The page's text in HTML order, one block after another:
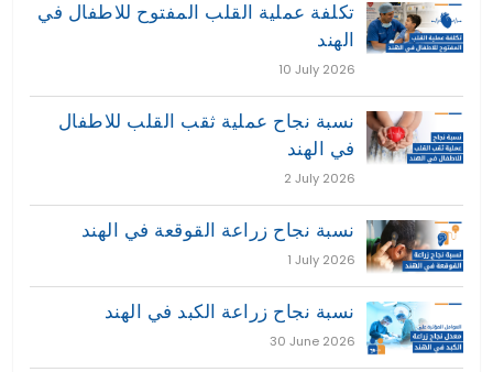
تكلفة عملية القلب المفتوح للاطفال في
الهند
10 July 2026
نسبة نجاح عملية ثقب القلب للاطفال
في الهند
2 July 2026
نسبة نجاح زراعة القوقعة في الهند
1 July 2026
نسبة نجاح زراعة الكبد في الهند
30 June 2026